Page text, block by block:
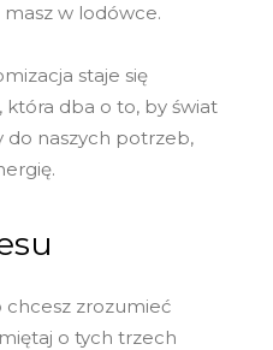
w lodówce.
staje się
dba o to, by świat
do naszych potrzeb,
chcesz zrozumieć
o tych trzech